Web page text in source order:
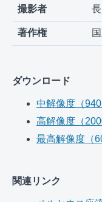
撮影者
著作権
ダウンロード
中解像度（
高解像度（
最高解像度（
関連リンク